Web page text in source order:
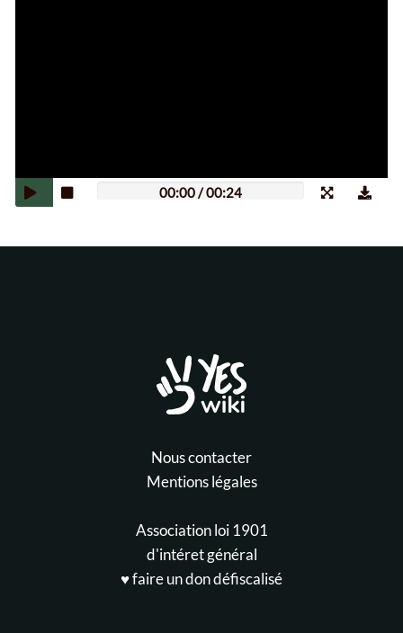
00:00/00:24
Nous contacter
Mentions légales
Association loi 1901
d'intéret général
♥️ faire un don défiscalisé